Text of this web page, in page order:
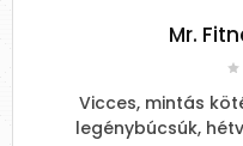
Mr.
Vicces, mintás
legénybúcsúk,